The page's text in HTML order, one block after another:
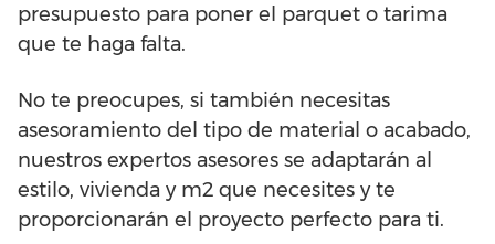
presupuesto para poner el parquet o tarima
que te haga falta.
No te preocupes, si también necesitas
asesoramiento del tipo de material o acabado,
nuestros expertos asesores se adaptarán al
estilo, vivienda y m2 que necesites y te
proporcionarán el proyecto perfecto para ti.